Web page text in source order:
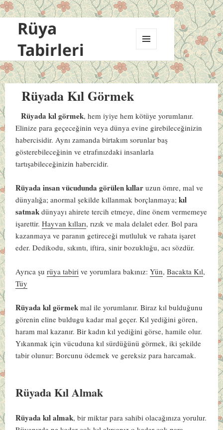
Rüya
Tabirleri
VE
BILEŞENLER
Rüyada Kıl Görmek
Rüyada kıl görmek, hem iyiye hem kötüye yorumlanır.
Elinize para geçeceğinin veya dünya evine girebileceğinizin
habercisidir. Aynı zamanda birtakım sorunlar baş
gösterebileceğinin ve etrafınızdaki insanlarla
tartışabileceğinizin habercidir.
Rüyada insan vücudunda görülen kıllar uzun ömre, mal ve
dünyalığa; anormal şekilde kıllanmak borçlanmaya;kıl
satmak dünyayı ahirete tercih etmeye, dine önem vermemeye
işarettir.Hayvan kılları, rızık ve mala delalet eder. Bol para
kazanmaya ve paranın getireceği mutluluk ve rahata işaret
eder. Dedikodu, sıkıntı, iftira, sinir bozukluğu, acı sözdür.
Ayrıca şurüya tabiri ve yorumlara bakınız:Yün,Bacakta Kıl,
Tüy
Rüyada kıl görmek mal ile yorumlanır. Biraz kıl bulduğunu
görenin eline buldugu kadar mal geçer. Kıl yediğini gören,
haram mal kazanır. Bir kadın kıl yediğini görse, hamile olur.
Yıkanmak için vücuduna kıl sürdüğünü görmek, iki şekilde
tabir olunur: Borcunu ödemek ve gereksiz para harcamak.
Rüyada Kıl Almak
Rüyada kıl almak, bir miktar para sahibi olacağınıza yorulur.